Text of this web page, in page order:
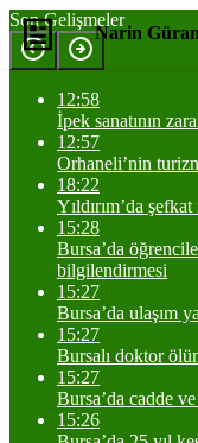
Son Gelişmeler
12:58
İpek sanatının
12:57
Orhaneli’nin
18:22
Yıldırım’da şefkat
15:28
Bursa’da
bilgilendirmesi
15:27
Bursa’da ulaşım
15:27
Bursalı doktor
15:27
Bursa’da cadde
15:26
Narin Güran
Örnekler alındı!
Yorum Yap